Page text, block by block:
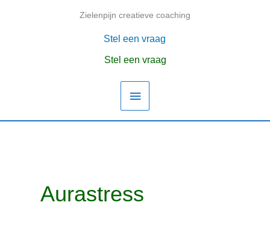
Zielenpijn creatieve coaching
Hoofdmenu
Stel een vraag
Stel een vraag
Aurastress